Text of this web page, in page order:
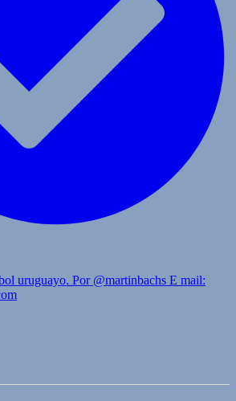
uruguayo. Por @martinbachs E mail: